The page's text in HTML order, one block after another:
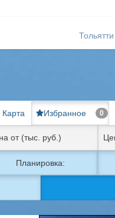
Тольятти
Карта Избранное 0
Планировка: